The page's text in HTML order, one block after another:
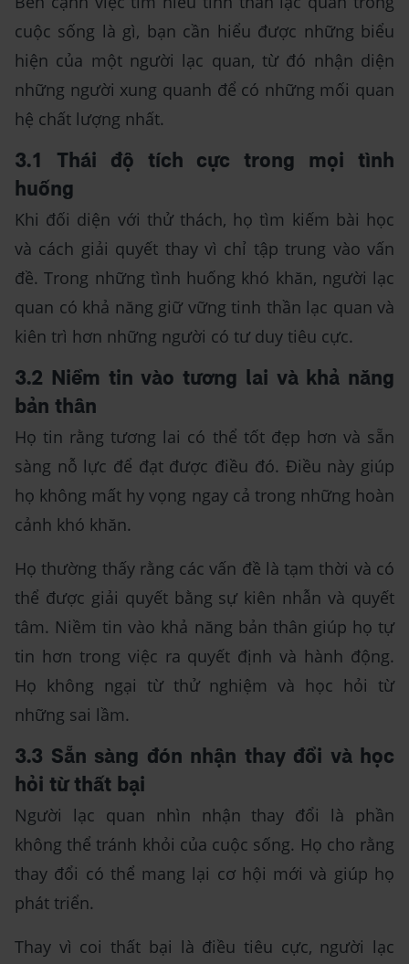
cuộc sống là gì, bạn cần hiểu được những biểu
hiện của một người lạc quan, từ đó nhận diện
những người xung quanh để có những mối quan
hệ chất lượng nhất.
3.1 Thái độ tích cực trong mọi tình
huống
Khi đối diện với thử thách, họ tìm kiếm bài học
và cách giải quyết thay vì chỉ tập trung vào vấn
đề. Trong những tình huống khó khăn, người lạc
quan có khả năng giữ vững tinh thần lạc quan và
kiên trì hơn những người có tư duy tiêu cực.
3.2 Niềm tin vào tương lai và khả năng
bản thân
Họ tin rằng tương lai có thể tốt đẹp hơn và sẵn
sàng nỗ lực để đạt được điều đó. Điều này giúp
họ không mất hy vọng ngay cả trong những hoàn
cảnh khó khăn.
Họ thường thấy rằng các vấn đề là tạm thời và có
thể được giải quyết bằng sự kiên nhẫn và quyết
tâm. Niềm tin vào khả năng bản thân giúp họ tự
tin hơn trong việc ra quyết định và hành động.
Họ không ngại từ thử nghiệm và học hỏi từ
những sai lầm.
3.3 Sẵn sàng đón nhận thay đổi và học
hỏi từ thất bại
Người lạc quan nhìn nhận thay đổi là phần
không thể tránh khỏi của cuộc sống. Họ cho rằng
thay đổi có thể mang lại cơ hội mới và giúp họ
phát triển.
Thay vì coi thất bại là điều tiêu cực, người lạc